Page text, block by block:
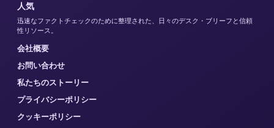
人気
迅速なファクトチェックのために整理された、日々のデスク・ブリーフと信頼
性リソース。
会社概要
お問い合わせ
私たちのストーリー
プライバシーポリシー
クッキーポリシー